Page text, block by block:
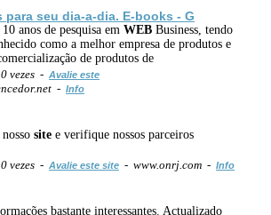
seu dia-a-dia. E-books - G
anos de pesquisa em WEB Business, tendo
como a melhor empresa de produtos e
de produtos de
vezes - Avalie este
- Info
nosso site e verifique nossos parceiros
vezes - Avalie este site - www.onrj.com - Info
bastante interessantes. Actualizado